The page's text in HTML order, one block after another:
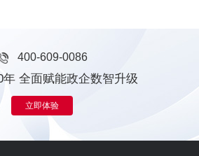
400-609-0086
年 全面赋能政企数智升级
立即体验